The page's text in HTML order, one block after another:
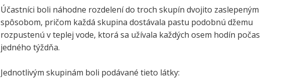
Účastníci boli náhodne rozdelení do troch skupín dvojito zaslepeným
spôsobom, pričom každá skupina dostávala pastu podobnú džemu
rozpustenú v teplej vode, ktorá sa užívala každých osem hodín počas
jedného týždňa.
Jednotlivým skupinám boli podávané tieto látky: